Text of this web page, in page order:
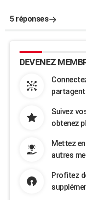
5 réponses
DEVENEZ
Suivez
obtenez
Mettez
autres
Profitez